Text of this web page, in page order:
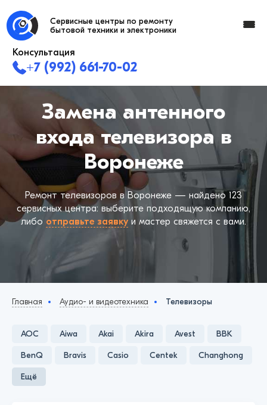
Сервисные центры по ремонту
бытовой техники и электроники
Консультация
+7 (992) 661-70-02
Замена антенного
входа телевизора в
Воронеже
Ремонт телевизоров в Воронеже — найдено 123
сервисных центра: выберите подходящую компанию,
либо отправьте заявку и мастер свяжется с вами.
Главная Аудио- и видеотехника Телевизоры
AOC Aiwa Akai Akira Avest BBK
BenQ Bravis Casio Centek Changhong
Ещё